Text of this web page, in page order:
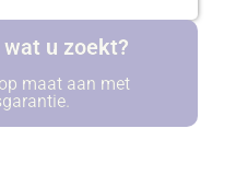
u zoekt?
maat aan met